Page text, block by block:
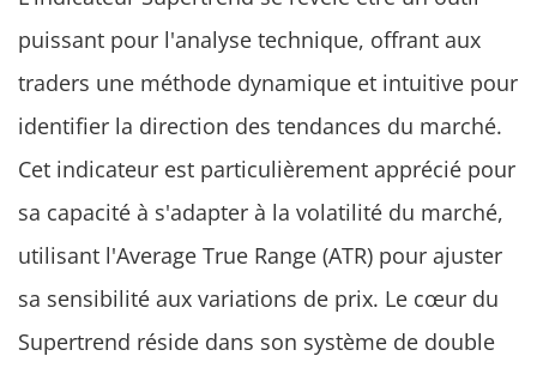
puissant pour l'analyse technique, offrant aux
traders une méthode dynamique et intuitive pour
identifier la direction des tendances du marché.
Cet indicateur est particulièrement apprécié pour
sa capacité à s'adapter à la volatilité du marché,
utilisant l'Average True Range (ATR) pour ajuster
sa sensibilité aux variations de prix. Le cœur du
Supertrend réside dans son système de double